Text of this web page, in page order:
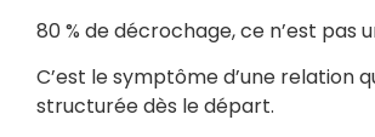
80 % de décrochage, ce n’est pas
C’est le symptôme d’une relation
structurée dès le départ.